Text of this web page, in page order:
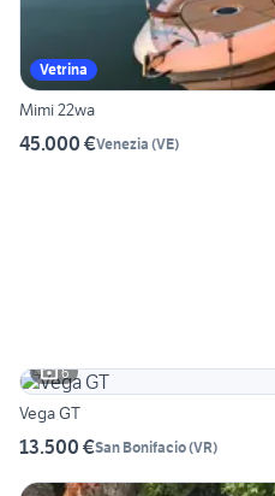
Vetrina
Mimi 22wa
45.000 €Venezia (VE)
6
Vega GT
13.500 €San Bonifacio(VR)